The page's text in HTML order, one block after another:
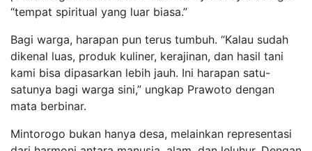
“tempat spiritual yang luar biasa.”
Bagi warga, harapan pun terus tumbuh. “Kalau sudah
dikenal luas, produk kuliner, kerajinan, dan hasil tani
kami bisa dipasarkan lebih jauh. Ini harapan satu-
satunya bagi warga sini,” ungkap Prawoto dengan
mata berbinar.
Mintorogo bukan hanya desa, melainkan representasi